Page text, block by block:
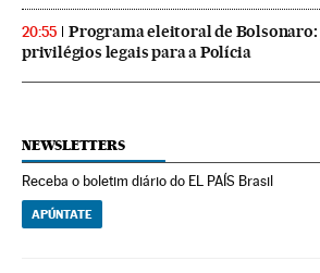
20:55
Programa eleitoral de
privilégios legais para a Polícia
NEWSLETTERS
Receba o boletim diário do EL PAÍS Brasil
APÚNTATE